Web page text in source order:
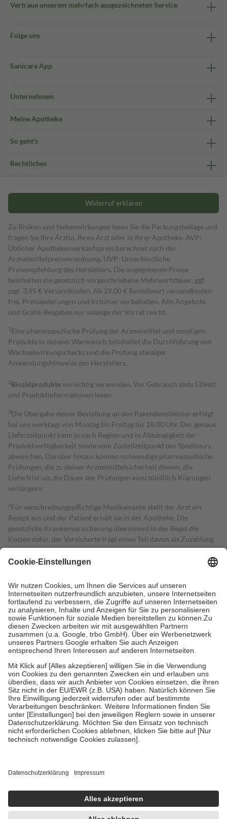
Vertraue unserem mehrfach ausgezeichneten Service
Folge uns
Sanicare App
Unternehmen
Meine Apotheke
So geht's
Rechtliches
Widerruf erklären
Zu Risiken und Nebenwirkungen lesen Sie die Packungsbeilage und
fragen Sie Ihre Ärztin, Ihren Arzt oder in Ihrer Apotheke. AVP:
Üblicher Apothekenverkaufspreis berechnet nach der
Arzneimittelpreisverordnung. UVP: Unverbindliche
Preisempfehlung des Herstellers. Die angegebenen Preise
beinhalten die gesetzlich vorgeschriebene Mehrwertsteuer, ggf.
zzgl. 3,95 € Versandkosten. Ab 29,00 € Bestell­wert versand­kosten­
frei. Preisänderungen und Irrtümer vorbehalten. Alle Angebote
und Gratis-Beigaben nur solange der Vorrat reicht.
1 Eine pharmazeutische Prüfung der Arzneimittel und sonstigen
Produkte in deinem Warenkorb beinhaltet die Durchführung von
Wechselwirkungschecks und die Prüfung etwaiger
Anwendungshinweise des Herstellers.
2Biozidproduktevorsichtig verwenden. Vor Gebrauch stets Etikett
und Produktinformationen lesen.
3Die Übergabe deiner Bestellung an den Paketdienstleister erfolgt
bei uns werktags von Montag bis Freitag bis 18:00 Uhr. Der genaue
Lieferzeitpunkt kann je nach Region und in Abhängigkeit der
Produktverfügbarkeit sowie vom Zustellzeitpunkt des Spediteurs
abweichen. Darüber hinaus können notwendige pharmazeutische
Prüfungen, die zu deiner Arzneimittelsicherheit dienen, die
Lieferfrist um die Dauer der Prüfungen einschließlich Klärungen
verlängern.
4Für verschreibungspflichtige Medikamente stellt der Arzt ein
Rezept aus und der Patient erhält sie in der Apotheke. Die
gesetzliche Krankenversicherung übernimmt in der Regel die
Kosten dafür, der Versicherte trägt einen Teil davon als Zuzahlung
mit.
Grundsätzlich leisten Mitglieder Zuzahlungen in Höhe von zehn
höchstens zehn Euro.
Es sind jedoch nie mehr als die tatsächlichen
Kosten der Leistung zu entrichten.
Diese Regeln gelten grundsätzlich auch für Online-Apotheken.
Bei Heilmitteln und häuslicher Krankenpflege beträgt die
Zuzahlung zehn Prozent der Kosten sowie zehn Euro je
Verordnung.
Um das Engagement der Versicherten für ihre eigene Gesundheit zu
stärken und die besondere Stellung der Familie zu unterstützen,
fallenkeine Zuzahlungenan bei:
• Kindern und Jugendlichen bis zum vollendeten 18. Lebensjahr
mit Ausnahme der Fahrkosten
• Untersuchungen zur Vorsorge und Früherkennung, die von der
GKV getragen werden
• empfohlenen Schutzimpfungen
• Harn- und Blutteststreifen
getroffen, um sicherzustellen, dass es sich um echte Bewertungen
https://help.etrusted.com/hc/de/articles/4419944605341
Einige Bilder und Inhalte wurden unter Zuhilfenahme künstlicher